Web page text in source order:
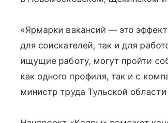
«Ярмарки вакансий — это
для соискателей, так и для
ищущие работу, могут пройти
как одного профиля, так и с
министр труда Тульской